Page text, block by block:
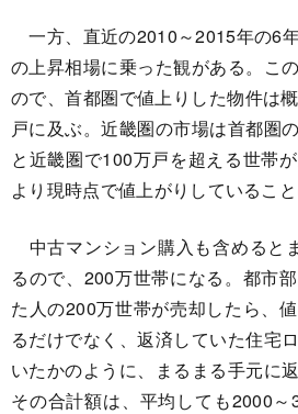
一方、直近の2010～2015年の6
の上昇相場に乗った観がある。こ
ので、首都圏で値上りした物件は
戸に及ぶ。近畿圏の市場は首都圏
と近畿圏で100万戸を超える世帯
より現時点で値上がりしていること
中古マンション購入も含めると
るので、200万世帯になる。都市
た人の200万世帯が売却したら、
るだけでなく、返済していた住宅
いたかのように、まるまる手元に
その合計額は、平均しても2000